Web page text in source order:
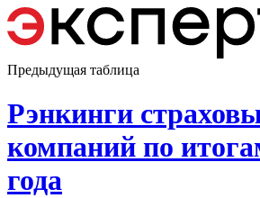
Предыдущая таблица
Рэнкинги
компаний по
года